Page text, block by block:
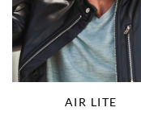
AIR LITE